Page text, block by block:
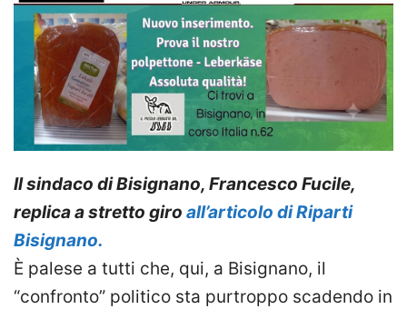
Il sindaco di Bisignano, Francesco Fucile,
replica a stretto giro all’articolo di Riparti
Bisignano.
È palese a tutti che, qui, a Bisignano, il
“confronto” politico sta purtroppo scadendo in